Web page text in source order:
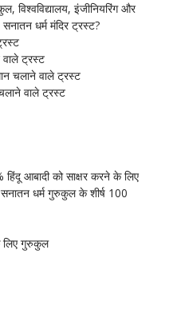
इंजीनियरिंग और
धर्म मंदिर ट्रस्ट?
ट्रस्ट
चलाने वाले ट्रस्ट
वाले ट्रस्ट
आबादी को साक्षर करने के लिए
धर्म गुरुकुल के शीर्ष 100
लिए गुरुकुल